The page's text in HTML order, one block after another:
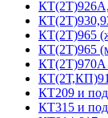
КТ(2Т)965
КТ(2Т)965
КТ(2Т)970А
КТ209 и
КТ315 и